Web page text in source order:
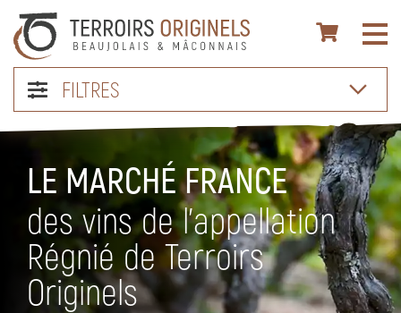
FILTRES
LE MARCHÉ FRANCE
des vins de l’appellation
Régnié de Terroirs
Originels